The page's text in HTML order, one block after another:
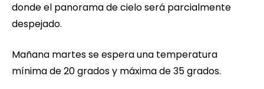
donde el panorama de cielo será parcialmente
despejado.
Mañana martes se espera una temperatura
mínima de 20 grados y máxima de 35 grados.